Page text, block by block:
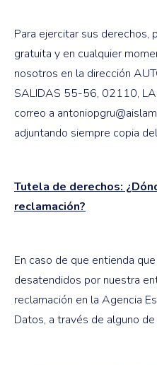
Para ejercitar sus derechos,
gratuita y en cualquier
nosotros en la dirección
SALIDAS 55-56, 02110, LA
correo a
adjuntando siempre copia
Tutela de derechos:
reclamación?
En caso de que entienda
desatendidos por nuestra
reclamación en la Agencia
Datos, a través de alguno